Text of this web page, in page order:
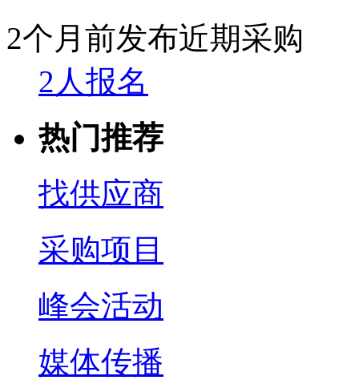
2个月前发布近期采购
2人报名
热门推荐
找供应商
采购项目
峰会活动
媒体传播